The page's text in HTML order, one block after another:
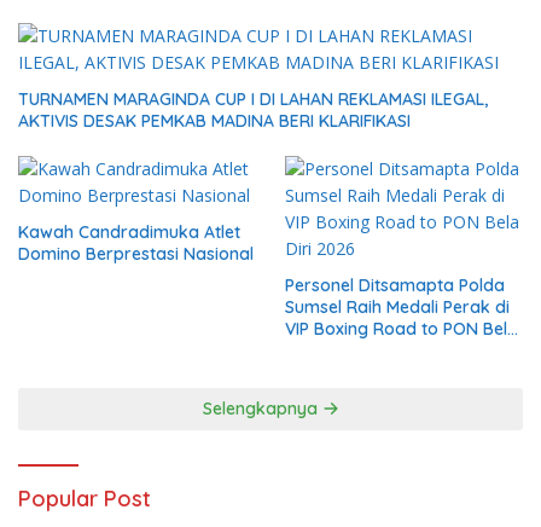
TURNAMEN MARAGINDA CUP I DI LAHAN REKLAMASI ILEGAL,
AKTIVIS DESAK PEMKAB MADINA BERI KLARIFIKASI
Kawah Candradimuka Atlet
Domino Berprestasi Nasional
Personel Ditsamapta Polda
Sumsel Raih Medali Perak di
VIP Boxing Road to PON Bela
Selengkapnya
Popular Post